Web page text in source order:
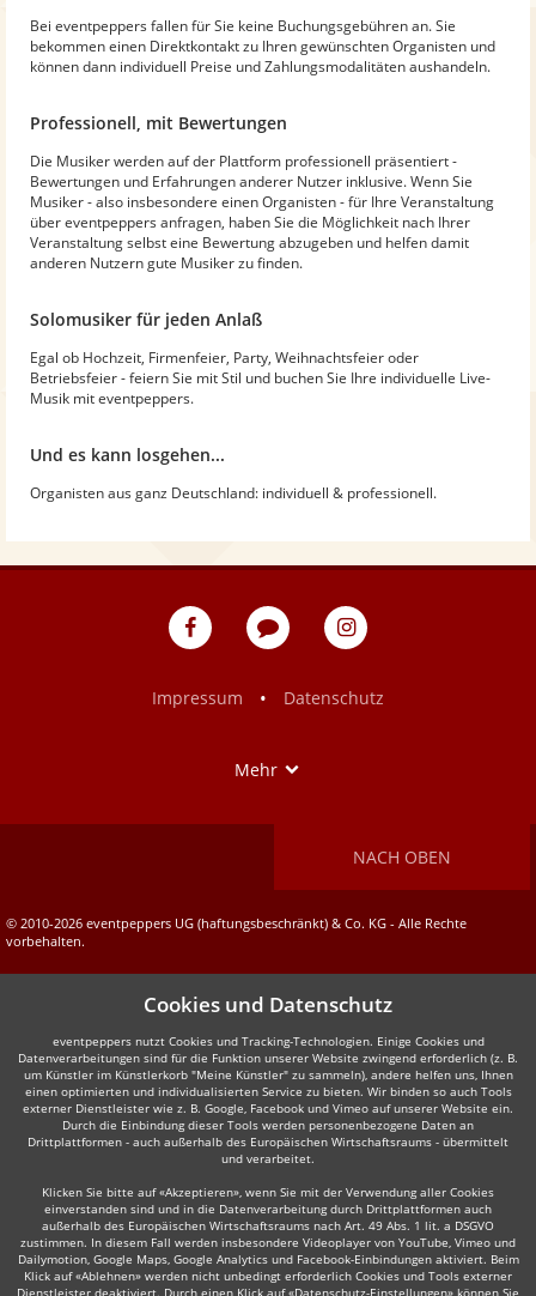
Bei eventpeppers fallen für Sie keine Buchungsgebühren an. Sie
bekommen einen Direktkontakt zu Ihren gewünschten Organisten und
können dann individuell Preise und Zahlungsmodalitäten aushandeln.
Professionell, mit Bewertungen
Die Musiker werden auf der Plattform professionell präsentiert -
Bewertungen und Erfahrungen anderer Nutzer inklusive. Wenn Sie
Musiker - also insbesondere einen Organisten - für Ihre Veranstaltung
über eventpeppers anfragen, haben Sie die Möglichkeit nach Ihrer
Veranstaltung selbst eine Bewertung abzugeben und helfen damit
anderen Nutzern gute Musiker zu finden.
Solomusiker für jeden Anlaß
Egal ob Hochzeit, Firmenfeier, Party, Weihnachtsfeier oder
Betriebsfeier - feiern Sie mit Stil und buchen Sie Ihre individuelle Live-
Musik mit eventpeppers.
Und es kann losgehen...
Organisten aus ganz Deutschland: individuell & professionell.
eventpeppers
Blog
eventpeppers
Impressum
• Datenschutz
Mehr
NACH OBEN
© 2010-2026 eventpeppers UG (haftungsbeschränkt) & Co. KG - Alle Rechte
vorbehalten.
Cookies und Datenschutz
eventpeppers nutzt Cookies und Tracking-Technologien. Einige Cookies und
Datenverarbeitungen sind für die Funktion unserer Website zwingend erforderlich (z. B.
um Künstler im Künstlerkorb "Meine Künstler" zu sammeln), andere helfen uns, Ihnen
einen optimierten und individualisierten Service zu bieten. Wir binden so auch Tools
externer Dienstleister wie z. B. Google, Facebook und Vimeo auf unserer Website ein.
Durch die Einbindung dieser Tools werden personenbezogene Daten an
Drittplattformen - auch außerhalb des Europäischen Wirtschaftsraums - übermittelt
und verarbeitet.
Klicken Sie bitte auf «Akzeptieren», wenn Sie mit der Verwendung aller Cookies
einverstanden sind und in die Datenverarbeitung durch Drittplattformen auch
außerhalb des Europäischen Wirtschaftsraums nach Art. 49 Abs. 1 lit. a DSGVO
zustimmen. In diesem Fall werden insbesondere Videoplayer von YouTube, Vimeo und
Dailymotion, Google Maps, Google Analytics und Facebook-Einbindungen aktiviert. Beim
Klick auf «Ablehnen» werden nicht unbedingt erforderlich Cookies und Tools externer
Dienstleister deaktiviert. Durch einen Klick auf «Datenschutz-Einstellungen» können Sie